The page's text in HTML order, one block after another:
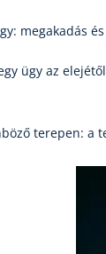
megakadás
ügy az
terepen: a